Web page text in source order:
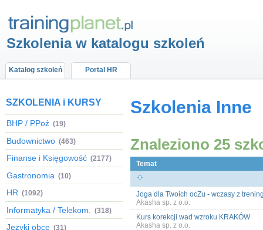
Szkolenia w katalogu szkoleń
Katalog szkoleń Portal HR
SZKOLENIA i KURSY
BHP / PPoż (19)
Budownictwo (463)
Finanse i Księgowość (2177)
Gastronomia (10)
HR (1092)
Informatyka / Telekom. (318)
Języki obce (31)
Szkolenia Inne
Znaleziono 25
Temat
Joga dla Twoich ocZu - wczasy z
Akasha sp. z o.o.
Kurs korekcji wad wzroku KRAKÓW
Akasha sp. z o.o.